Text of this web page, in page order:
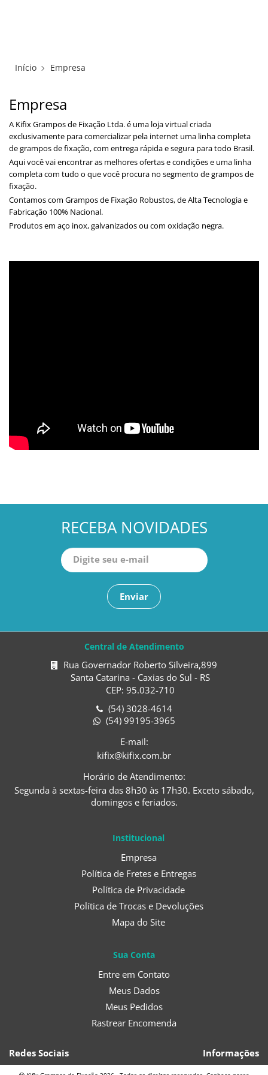
GRAMPOS C E SARGENTOS
GRAMPOS COMPRESSORES
GRAMPOS DE FIXAÇÃO DUPLA
GRAMPOS HORIZONTAIS
PONTEIRAS
Início Empresa
Empresa
A Kifix Grampos de Fixação Ltda. é uma loja virtual criada
exclusivamente para comercializar pela internet uma linha completa
de grampos de fixação, com entrega rápida e segura para todo Brasil.
Aqui você vai encontrar as melhores ofertas e condições e uma linha
completa com tudo o que você procura no segmento de grampos de
fixação.
Contamos com Grampos de Fixação Robustos, de Alta Tecnologia e
Fabricação 100% Nacional.
Produtos em aço inox, galvanizados ou com oxidação negra.
RECEBA NOVIDADES
Enviar
Institucional
Empresa
Política de Fretes e Entregas
Política de Privacidade
Política de Trocas e Devoluções
Mapa do Site
Sua Conta
Entre em Contato
Meus Dados
Meus Pedidos
Rastrear Encomenda
Central de Atendimento
Rua Governador Roberto Silveira,899
Santa Catarina - Caxias do Sul - RS
CEP: 95.032-710
(54) 3028-4614
(54) 99195-3965
E-mail:
kifix@kifix.com.br
Horário de Atendimento:
Segunda à sextas-feira das 8h30 às 17h30. Exceto sábado,
domingos e feriados.
Redes Sociais Informações